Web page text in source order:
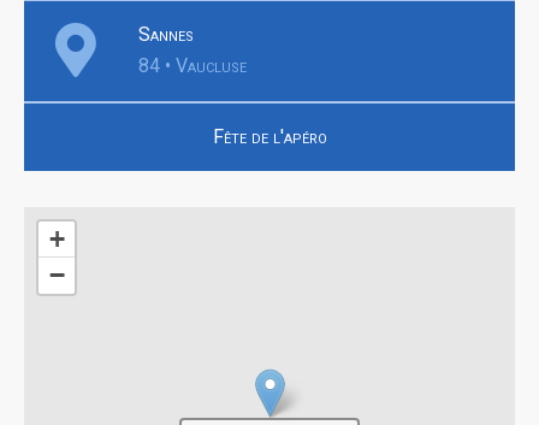
Sannes
84 • Vaucluse
Fête de l'apéro
+
−